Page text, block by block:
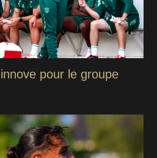
pour le groupe